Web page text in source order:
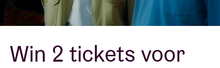
Zaalhuur
BRDCST
Win 2 tickets voor